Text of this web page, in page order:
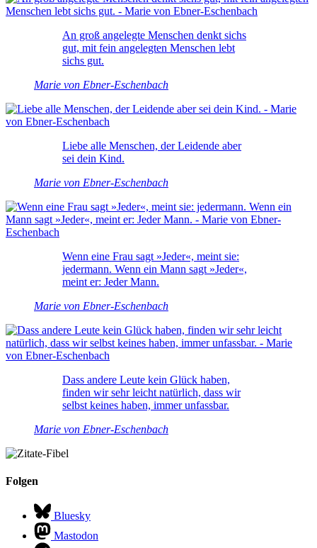
An groß angelegte Menschen denkt sichs
gut, mit fein angelegten Menschen lebt
sichs gut.
Marie von Ebner-Eschenbach
Liebe alle Menschen, der Leidende aber
sei dein Kind.
Marie von Ebner-Eschenbach
Wenn eine Frau sagt »Jeder«, meint sie:
jedermann. Wenn ein Mann sagt »Jeder«,
meint er: Jeder Mann.
Marie von Ebner-Eschenbach
Dass andere Leute kein Glück haben,
finden wir sehr leicht natürlich, dass wir
selbst keines haben, immer unfassbar.
Marie von Ebner-Eschenbach
Folgen
Bluesky
Mastodon